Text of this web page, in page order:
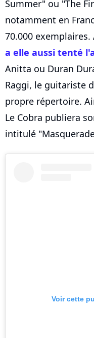
Summer" ou "The
notamment en
70.000 exemplaires.
a elle aussi tenté
Anitta ou Duran
Raggi, le guitariste
propre répertoire.
Le Cobra publiera
intitulé
Voir cette